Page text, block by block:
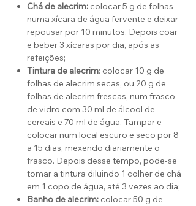
Chá de alecrim: colocar 5 g de folhas
numa xícara de água fervente e deixar
repousar por 10 minutos. Depois coar
e beber 3 xícaras por dia, após as
refeições;
Tintura de alecrim: colocar 10 g de
folhas de alecrim secas, ou 20 g de
folhas de alecrim frescas, num frasco
de vidro com 30 ml de álcool de
cereais e 70 ml de água. Tampar e
colocar num local escuro e seco por 8
a 15 dias, mexendo diariamente o
frasco. Depois desse tempo, pode-se
tomar a tintura diluindo 1 colher de chá
em 1 copo de água, até 3 vezes ao dia;
Banho de alecrim: colocar 50 g de